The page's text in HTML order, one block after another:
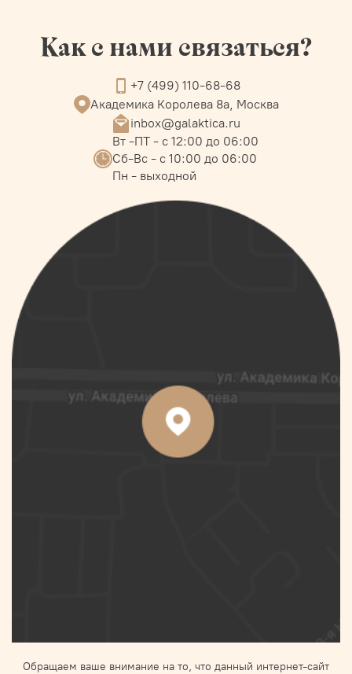
Как с нами связаться?
+7 (499) 110-68-68
Академика Королева 8а, Москва
inbox@galaktica.ru
Вт -ПТ - с 12:00 до 06:00
Сб-Вс - с 10:00 до 06:00
Пн - выходной
Обращаем ваше внимание на то, что данный интернет-сайт